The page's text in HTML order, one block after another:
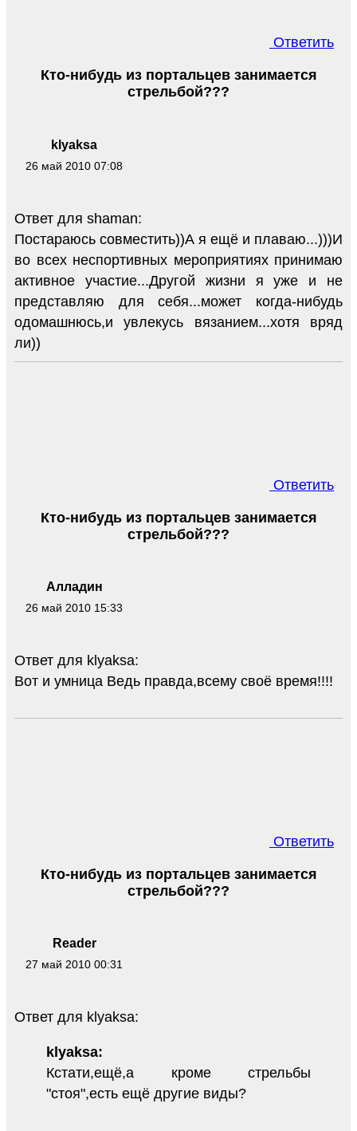
Ответить
klyaksa
26 май 2010 07:08
Кто-нибудь из портальцев занимается
стрельбой???
Ответ для shaman:
Постараюсь совместить))А я ещё и плаваю...)))И
во всех неспортивных мероприятиях принимаю
активное участие...Другой жизни я уже и не
представляю для себя...может когда-нибудь
одомашнюсь,и увлекусь вязанием...хотя вряд
ли))
Ответить
Алладин
26 май 2010 15:33
Кто-нибудь из портальцев занимается
стрельбой???
Ответ для klyaksa:
Вот и умница Ведь правда,всему своё время!!!!
Ответить
Reader
27 май 2010 00:31
Кто-нибудь из портальцев занимается
стрельбой???
Ответ для klyaksa:
klyaksa:
Кстати,ещё,а кроме стрельбы
"стоя",есть ещё другие виды?